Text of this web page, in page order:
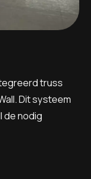
truss
Dit systeem
de nodig